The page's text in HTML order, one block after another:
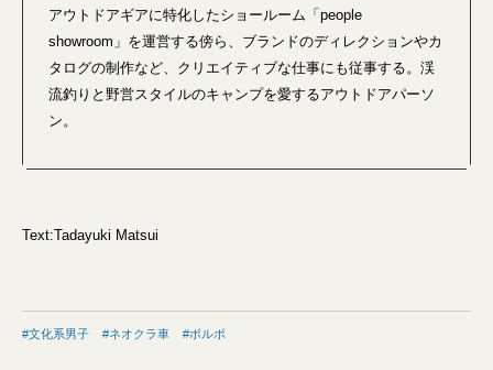
アウトドアギアに特化したショールーム「people
showroom」を運営する傍ら、ブランドのディレクションやカ
タログの制作など、クリエイティブな仕事にも従事する。渓
流釣りと野営スタイルのキャンプを愛するアウトドアパーソ
ン。
Text:Tadayuki Matsui
文化系男子 ネオクラ車 ボルボ